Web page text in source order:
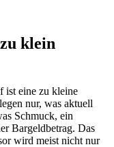
klein
ist eine zu kleine
nur, was aktuell
Schmuck, ein
Bargeldbetrag. Das
wird meist nicht nur